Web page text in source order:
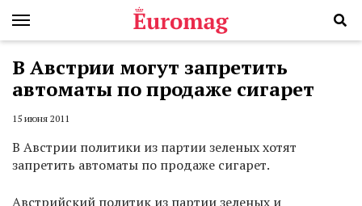
В Австрии могут запретить
автоматы по продаже сигарет
15 июня 2011
В Австрии политики из партии зеленых хотят
запретить автоматы по продаже сигарет.
Австрийский политик из партии зеленых и